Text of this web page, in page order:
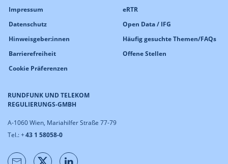
RUNDFUNK UND TELEKOM
REGULIERUNGS-GMBH
A-1060 Wien, Mariahilfer Straße 77-79
Tel.: +43 1 58058-0
Impressum
Datenschutz
Hinweisgeber:innen
Barrierefreiheit
Cookie Präferenzen
eRTR
Open Data / IFG
Häufig gesuchte Themen/FAQs
Offene Stellen